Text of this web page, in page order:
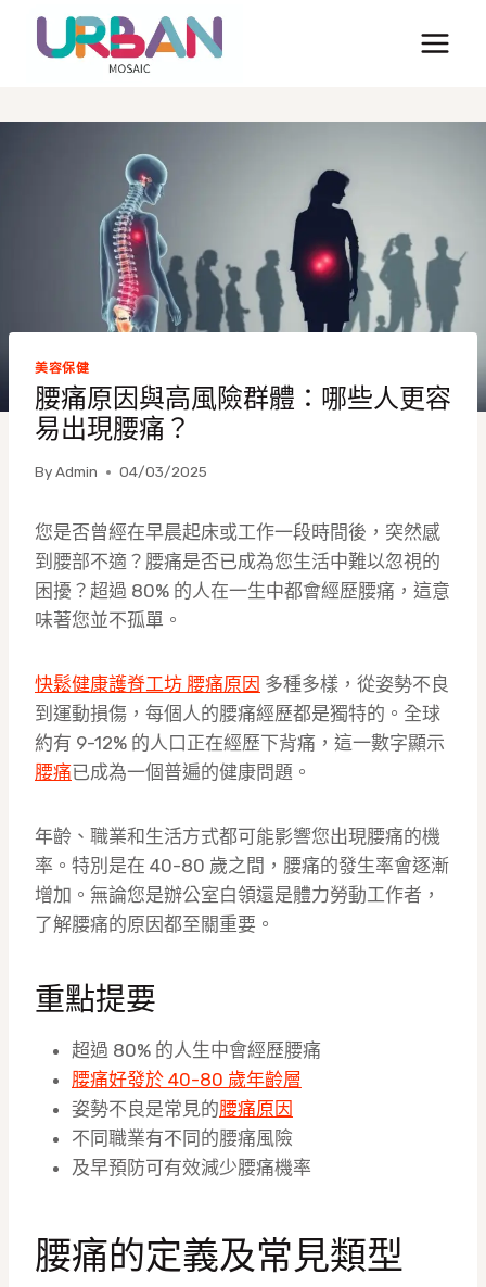
美容保健
腰痛原因與高風險群體：哪些人更容
易出現腰痛？
ByAdmin 04/03/2025
您是否曾經在早晨起床或工作一段時間後，突然感
到腰部不適？腰痛是否已成為您生活中難以忽視的
困擾？超過 80% 的人在一生中都會經歷腰痛，這意
味著您並不孤單。
快鬆健康護脊工坊 腰痛原因 多種多樣，從姿勢不良
到運動損傷，每個人的腰痛經歷都是獨特的。全球
約有 9-12% 的人口正在經歷下背痛，這一數字顯示
腰痛已成為一個普遍的健康問題。
年齡、職業和生活方式都可能影響您出現腰痛的機
率。特別是在 40-80 歲之間，腰痛的發生率會逐漸
增加。無論您是辦公室白領還是體力勞動工作者，
了解腰痛的原因都至關重要。
重點提要
超過 80% 的人生中會經歷腰痛
腰痛好發於 40-80 歲年齡層
姿勢不良是常見的腰痛原因
不同職業有不同的腰痛風險
及早預防可有效減少腰痛機率
腰痛的定義及常見類型